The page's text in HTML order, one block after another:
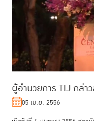
ผู้อำนวยการ TIJ กล่า
05 เม.ย. 2556